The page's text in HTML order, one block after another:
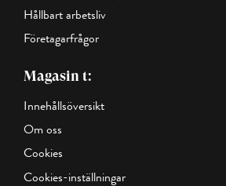
Hållbart arbetsliv
Företagarfrågor
Magasin t:
Innehållsöversikt
Om oss
Cookies
Cookies-inställningar